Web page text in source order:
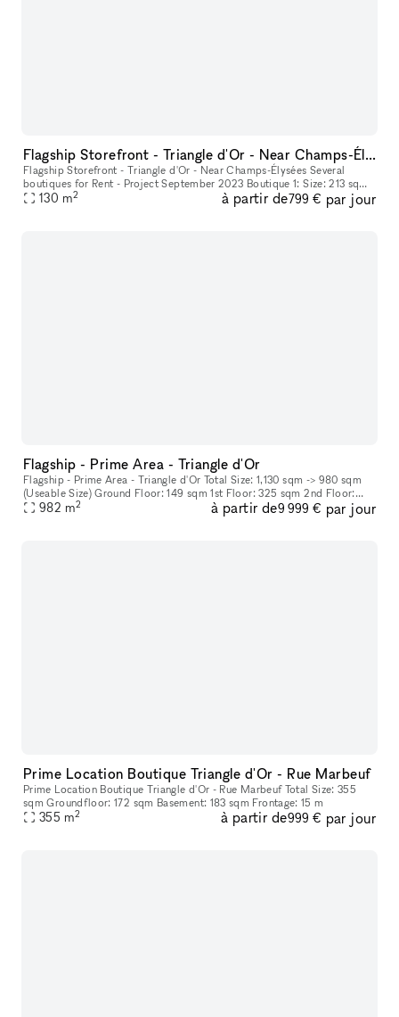
Flagship Storefront - Triangle d'Or - Near Champs-Élysées
Flagship Storefront - Triangle d'Or - Near Champs-Élysées Several
boutiques for Rent - Project September 2023 Boutique 1: Size: 213 sqm
Ground Floor: 104 sqm Basement: 109 sqm Boutique 2: Size: 26
130 m2 à partir de799 € par jour
Flagship - Prime Area - Triangle d'Or
Flagship - Prime Area - Triangle d'Or Total Size: 1,130 sqm -> 980 sqm
(Useable Size) Ground Floor: 149 sqm 1st Floor: 325 sqm 2nd Floor:
325 sqm 3rd Floor: 190 sqm Basement: 141 sqm
982 m2 à partir de9 999 € par jour
Prime Location Boutique Triangle d'Or - Rue Marbeuf
Prime Location Boutique Triangle d'Or - Rue Marbeuf Total Size: 355
sqm Groundfloor: 172 sqm Basement: 183 sqm Frontage: 15 m
355 m2 à partir de999 € par jour